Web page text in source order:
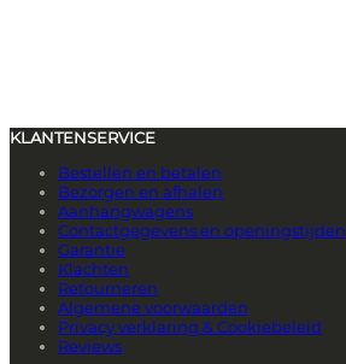
KLANTENSERVICE
Bestellen en betalen
Bezorgen en afhalen
Aanhangwagens
Contactgegevens en openingstijden
Garantie
Klachten
Retourneren
Algemene voorwaarden
Privacy verklaring & Cookiebeleid
Reviews